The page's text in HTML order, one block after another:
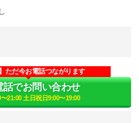
ただ今お電話つながります
話でお問い合わせ
21:00 土日祝日9:00〜19:00